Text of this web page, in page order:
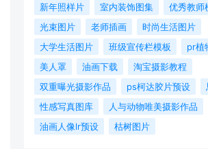
新年照样片
室内装饰图集
优秀教师
光束图片
老师插画
时尚生活图片
大学生活图片
班级宣传栏模板
pr植
美人罩
油画下载
淘宝摄影教程
双重曝光摄影作品
ps柯达胶片预设
性感写真图库
人与动物唯美摄影作品
油画人像lr预设
枯树图片